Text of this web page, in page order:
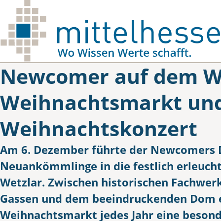
Skip to main content
Newcomer auf dem
Weihnachtsmarkt
Weihnachtskonzert
Am 6. Dezember führte der Newcomers
Neuankömmlinge in die festlich
Wetzlar. Zwischen historischen
Gassen und dem beeindruckenden
Weihnachtsmarkt jedes Jahr eine